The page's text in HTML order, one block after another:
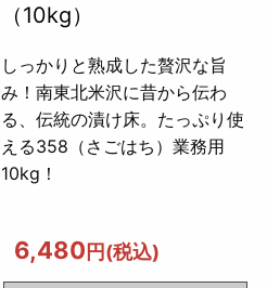
（10kg）
しっかりと熟成した贅沢な旨
み！南東北米沢に昔から伝わ
る、伝統の漬け床。たっぷり使
える358（さごはち）業務用
10kg！
6,480円(税込)